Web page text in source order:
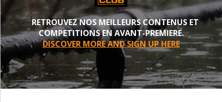
RETROUVEZ NOS MEILLEURS CONTENUS ET
COMPETITIONS EN AVANT-PREMIERE.
DISCOVER MORE AND SIGN UP HERE